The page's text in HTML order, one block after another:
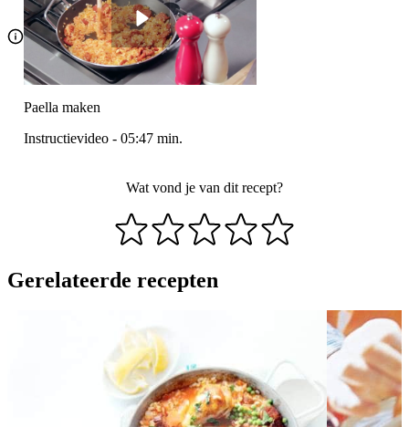
Paella maken
Instructievideo - 05:47 min.
Wat vond je van dit recept?
Gerelateerde recepten